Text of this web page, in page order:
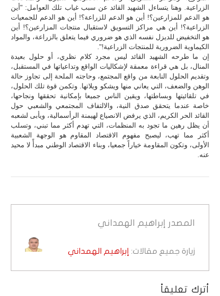
الزراعية. وهنا يتساءل الشهيد القائد عن سبب غياب تلك العوامل: "أين
هو الدعم للمزارعين؟! أين هو الدعم للزراعة؟! أين هو الدعم للجمعيات
الزراعية؟! أين هي مراكز التسويق لاستقبال منتجات المزارعين؟! أين
هو التخفيض للديزل نفسه الذي هو ضروري فيما يتعلق بالزراعة، والمواد
الكيماوية الضرورية للمنتجات الزراعية!".
إن ما طرحه الشهيد القائد ليس مجرد كلام نظري، أو حلول بعيدة
المنال، بل هي قراءة معمقة لإشكاليات الواقع وتداعياتها في المستقبل،
وتقديم الحلول النابعة من واقع المجتمع، وحاجته الملحة إلى تجاوز حالة
الوهن والضعف، التي يعاني منها ويشكو ويلاتها. وتكمن قوة تلك الحلول،
في تلقائيتها وبساطتها، ويقين الناس جميعا بإمكانية تحققها ونجاحها،
خاصة عندما يتحقق صدق النية، والالتفاف المجتمعي والشعبي حول
القائد الحر الكريم، الذي يرفض الانصياع لهيمنة الرأسمالية، ويأبى لشعبه
أن يظل رهين ما تجود به المنظمات، التي تهدم أكثر مما تبني، وتسلب
أكثر مما تهب، ليصبح مفهوم الاقتصاد المقاوم هو الوجهة الشعبية
الأولى، وتكون المقاومة خياراً جمعيا، وبناء الاقتصاد الوطني مبدأً لا محيد
عنه.
المصدر إبراهيم الهمداني
زيارة جميع مقالات: إبراهيم الهمداني
أترك تعليقاً